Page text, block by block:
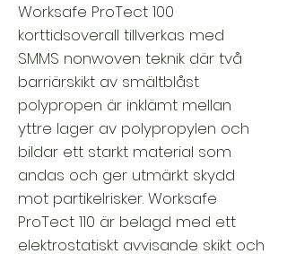
Worksafe ProTect 100
korttidsoverall tillverkas med
SMMS nonwoven teknik där två
barriärskikt av smältblåst
polypropen är inklämt mellan
yttre lager av polypropylen och
bildar ett starkt material som
andas och ger utmärkt skydd
mot partikelrisker. Worksafe
ProTect 110 är belagd med ett
elektrostatiskt avvisande skikt och